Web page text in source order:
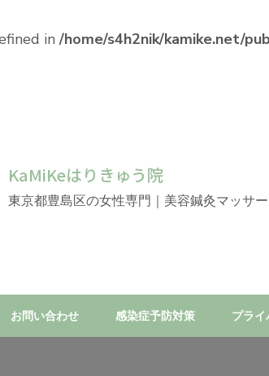
in/home/s4h2nik/kamike.net/
KaMiKeはりきゅう院
東京都豊島区の女性専門｜美容鍼灸マッサ
お問い合わせ 感染症予防対策 プラ